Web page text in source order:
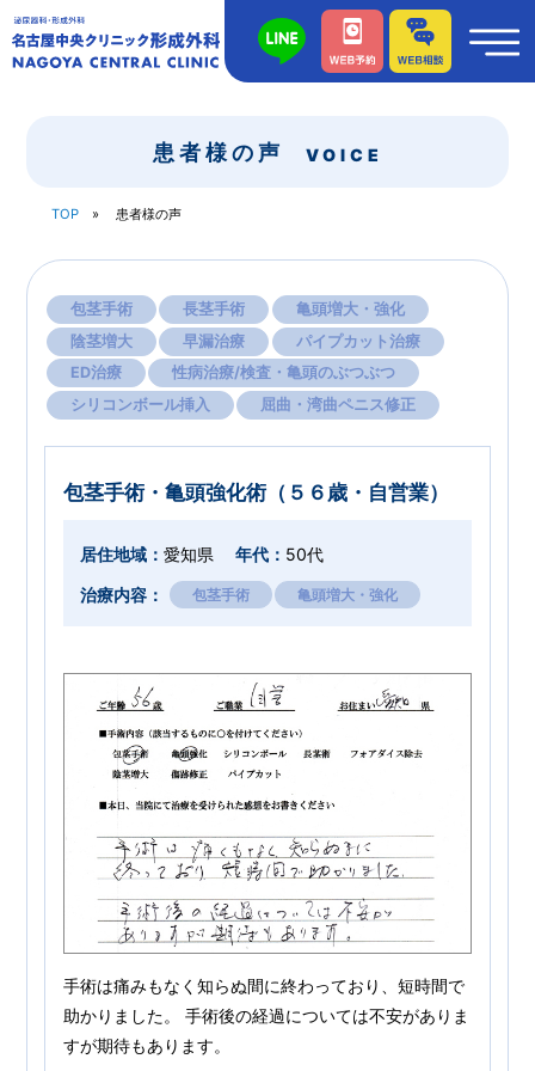
患者様の声 VOICE
TOP 患者様の声
包茎手術 長茎手術
亀頭増大・強化
陰茎増大
早漏治療
パイプカット治療
ED治療
性病治療/検査・亀頭のぶつぶつ
シリコンボール挿入
屈曲・湾曲ペニス修正
包茎手術・亀頭強化術（５６歳・自営業）
居住地域： 愛知県 年代： 50代
治療内容：
包茎手術 亀頭増大・強化
手術は痛みもなく知らぬ間に終わっており、短時間で
助かりました。 手術後の経過については不安がありま
すが期待もあります。